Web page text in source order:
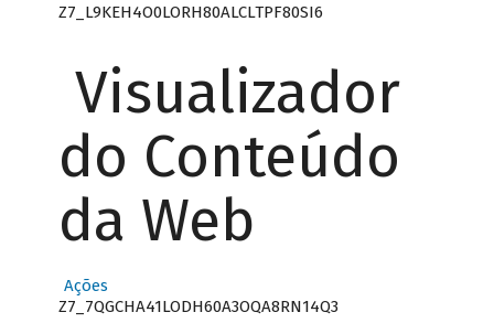
Z7_L9KEH4O0LORH80ALCLTPF80SI6
Visualizador
do Conteúdo
da Web
Ações
Z7_7QGCHA41LODH60A3OQA8RN14Q3